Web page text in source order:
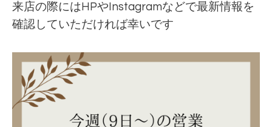
来店の際にはHPやInstagramなどで最新情報を
確認していただければ幸いです